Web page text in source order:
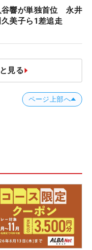
谷響が単独首位 永井
美子ら1差追走
見る
ページ上部へ